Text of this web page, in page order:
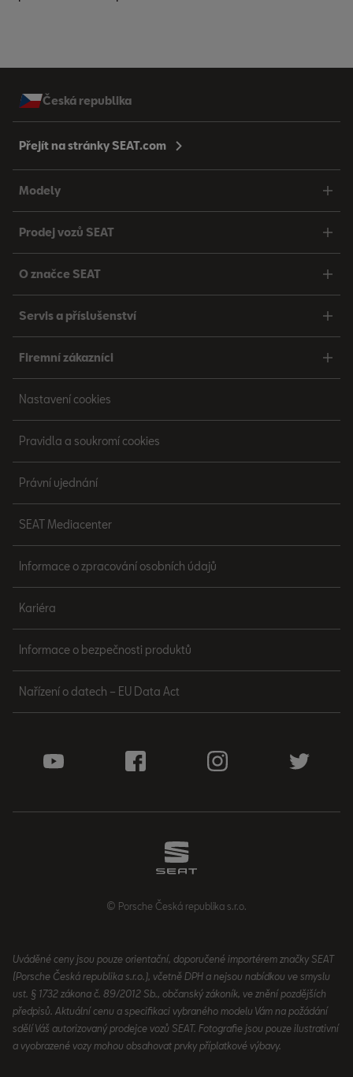
Česká republika
Přejít na stránky SEAT.com
Modely
Prodej vozů SEAT
O značce SEAT
Servis a příslušenství
Firemní zákazníci
Nastavení cookies
Pravidla a soukromí cookies
Právní ujednání
SEAT Mediacenter
Informace o zpracování osobních údajů
Kariéra
Informace o bezpečnosti produktů
Nařízení o datech – EU Data Act
© Porsche Česká republika s.r.o.
Uváděné ceny jsou pouze orientační, doporučené importérem značky SEAT
(Porsche Česká republika s.r.o.), včetně DPH a nejsou nabídkou ve smyslu
ust. § 1732 zákona č. 89/2012 Sb., občanský zákoník, ve znění pozdějších
předpisů. Aktuální cenu a specifikaci vybraného modelu Vám na požádání
sdělí Váš autorizovaný prodejce vozů SEAT. Fotografie jsou pouze ilustrativní
a vyobrazené vozy mohou obsahovat prvky příplatkové výbavy.